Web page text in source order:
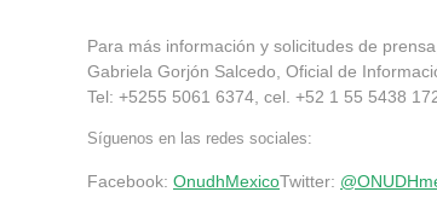
Para más información y solicitudes de
Gabriela Gorjón Salcedo, Oficial de
Tel: +5255 5061 6374, cel. +52 1 55 5438
Síguenos en las redes sociales:
Facebook: OnudhMexicoTwitter: